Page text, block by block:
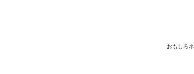
おもしろ